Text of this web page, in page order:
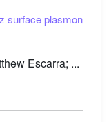
surface plasmon
Escarra; ...